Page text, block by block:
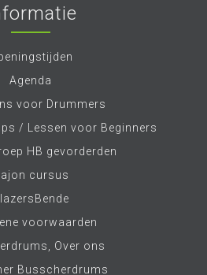
Agenda
voor Drummers
/ Lessen voor Beginners
HB gevorderden
cursus
voorwaarden
Over ons
Busscherdrums